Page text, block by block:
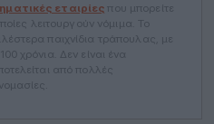
εταιρίες που μπορείτε
λειτουργούν νόμιμα. Το
παιχνίδια τράπουλας, με
χρόνια. Δεν είναι ένα
από πολλές